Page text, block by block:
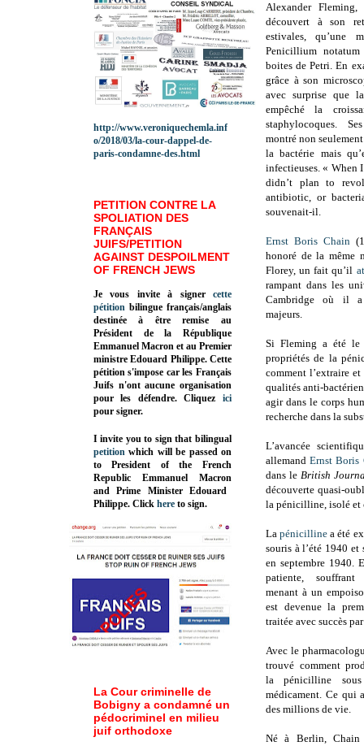
Alexander Fleming,
découvert à son
estivales, qu’une
Penicillium
boites de Petri. En
grâce à son
avec surprise que
empêché la
staphylocoques.
montré non
la bactérie mais
infectieuses. « When
didn’t plan to
antibiotic, or
souvenait-il.
Ernst Boris Chain
honoré de la même
Florey, un fait qu’il
rampant dans les
Cambridge où il a
majeurs.
Si Fleming a été le
propriétés de la
comment l’extraire
qualités anti-
agir dans le corps
recherche dans la
L’avancée
allemandErnst Boris
dans le British
découverte quasi-
la pénicilline, isolé et
Lapénicilline a été
souris à l’été 1940 et
en septembre 1940.
patiente,
menant à un
est devenue la
traitée avec succès
Avec le
trouvé comment
la pénicilline
médicament. Ce qui
des millions de vie.
Né à Berlin, Chain
http://www.veroniquechemla.inf
o/2018/03/la-cour-dappel-de-
paris-condamne-des.html
PETITION CONTRE LA
SPOLIATION DES
FRANÇAIS
JUIFS/PETITION
AGAINST DESPOILMENT
OF FRENCH JEWS
Je vous invite à signer cette
pétition bilingue français/anglais
destinée à être remise au
Président de la République
Emmanuel Macron et au Premier
ministre Edouard Philippe. Cette
pétition s'impose car les Français
Juifs n'ont aucune organisation
pour les défendre. Cliquez
ici
pour signer.
I invite you to sign that bilingual
petition which will be passed on
to President of the French
Republic Emmanuel Macron
and Prime MinisterEdouard
Philippe. Click here to sign.
La Cour criminelle de
Bobigny a condamné un
pédocriminel en milieu
juif orthodoxe